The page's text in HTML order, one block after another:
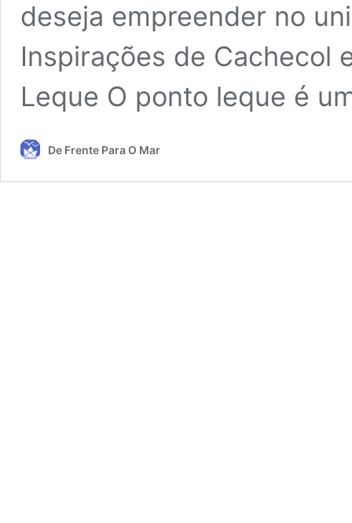
deseja empreender no
Inspirações de Cachecol
Leque O ponto leque é
De Frente Para O Mar